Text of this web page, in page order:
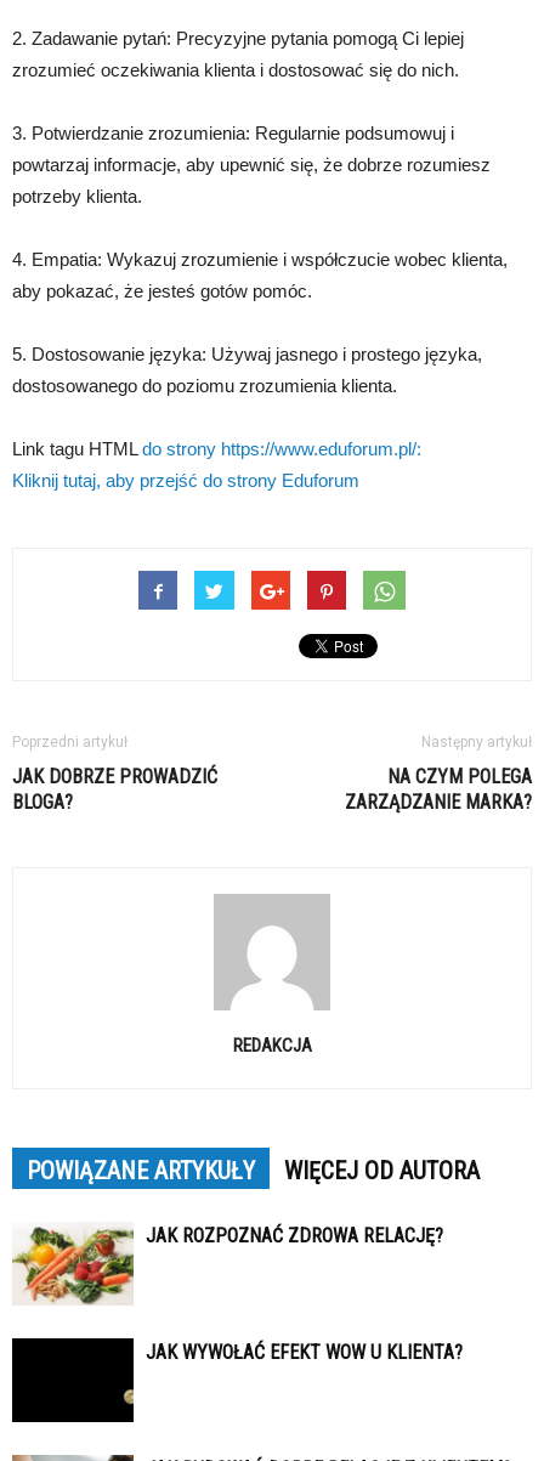
2. Zadawanie pytań: Precyzyjne pytania pomogą Ci lepiej
zrozumieć oczekiwania klienta i dostosować się do nich.
3. Potwierdzanie zrozumienia: Regularnie podsumowuj i
powtarzaj informacje, aby upewnić się, że dobrze rozumiesz
potrzeby klienta.
4. Empatia: Wykazuj zrozumienie i współczucie wobec klienta,
aby pokazać, że jesteś gotów pomóc.
5. Dostosowanie języka: Używaj jasnego i prostego języka,
dostosowanego do poziomu zrozumienia klienta.
Link tagu HTMLdo strony https://www.eduforum.pl/:
Kliknij tutaj, aby przejść do strony Eduforum
Poprzedni artykuł
JAK DOBRZE PROWADZIĆ
BLOGA?
Następny artykuł
NA CZYM POLEGA
ZARZĄDZANIE MARKA?
REDAKCJA
POWIĄZANE ARTYKUŁY WIĘCEJ OD AUTORA
JAK ROZPOZNAĆ ZDROWA RELACJĘ?
JAK WYWOŁAĆ EFEKT WOW U KLIENTA?